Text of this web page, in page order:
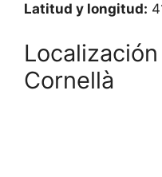
Latitud y longitud:
Cornellà